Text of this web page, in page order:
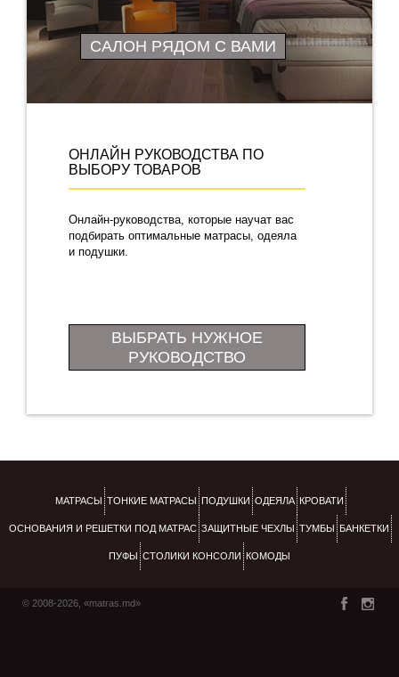
протестировать понравившиеся
товары
САЛОН РЯДОМ С ВАМИ
ОНЛАЙН РУКОВОДСТВА ПО
ВЫБОРУ ТОВАРОВ
Онлайн-руководства, которые научат вас
подбирать оптимальные матрасы, одеяла
и подушки.
ВЫБРАТЬ НУЖНОЕ
РУКОВОДСТВО
МАТРАСЫ ТОНКИЕ МАТРАСЫ ПОДУШКИ ОДЕЯЛА КРОВАТИ
ОСНОВАНИЯ И РЕШЕТКИ ПОД МАТРАС ЗАЩИТНЫЕ ЧЕХЛЫ ТУМБЫ БАНКЕТКИ
ПУФЫ СТОЛИКИ КОНСОЛИ КОМОДЫ
© 2008-2026, «matras.md»